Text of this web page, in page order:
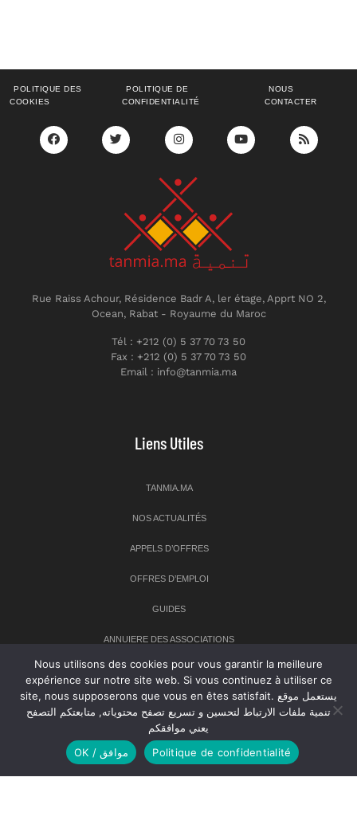
POLITIQUE DES
COOKIES
POLITIQUE DE
CONFIDENTIALITÉ
NOUS
CONTACTER
Rue Raiss Achour, Résidence Badr A, ler étage, Apprt NO 2,
Ocean, Rabat - Royaume du Maroc
Tél : +212 (0) 5 37 70 73 50
Fax : +212 (0) 5 37 70 73 50
Email : info@tanmia.ma
Liens Utiles
TANMIA.MA
NOS ACTUALITÉS
APPELS D’OFFRES
OFFRES D’EMPLOI
GUIDES
ANNUIERE DES ASSOCIATIONS
Newsletter
Inscrivez-vous à notre newsletter pour recevoir les dernières
nouvelles sur TANMIA
Nous utilisons des cookies pour vous garantir la meilleure
expérience sur notre site web. Si vous continuez à utiliser ce
site, nous supposerons que vous en êtes satisfait. يستعمل موقع
تنمية ملفات الارتباط لتحسين و تسريع تصفح محتوياته, متابعتكم التصفح
يعني موافقكم
OK / موافق
Politique de confidentialité